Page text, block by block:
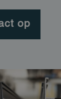
op